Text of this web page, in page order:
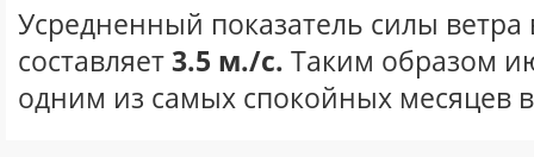
Усредненный показатель силы
составляет3.5 м./с. Таким образом
одним из самых спокойных месяцев